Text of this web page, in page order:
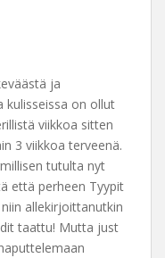
ja
kulisseissa on ollut
viikkoa sitten
3 viikkoa terveenä.
tutulta nyt
että perheen Tyypit
allekirjoittanutkin
taattu! Mutta just